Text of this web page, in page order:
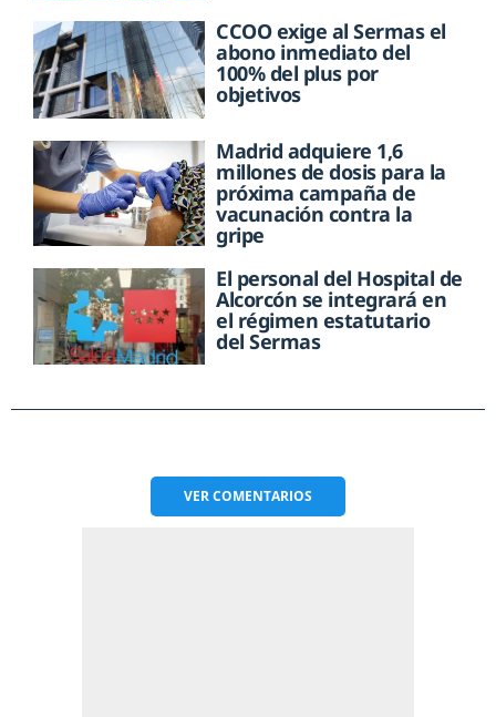
CCOO exige al Sermas el
abono inmediato del
100% del plus por
objetivos
Madrid adquiere 1,6
millones de dosis para la
próxima campaña de
vacunación contra la
gripe
El personal del Hospital de
Alcorcón se integrará en
el régimen estatutario
del Sermas
VERCOMENTARIOS